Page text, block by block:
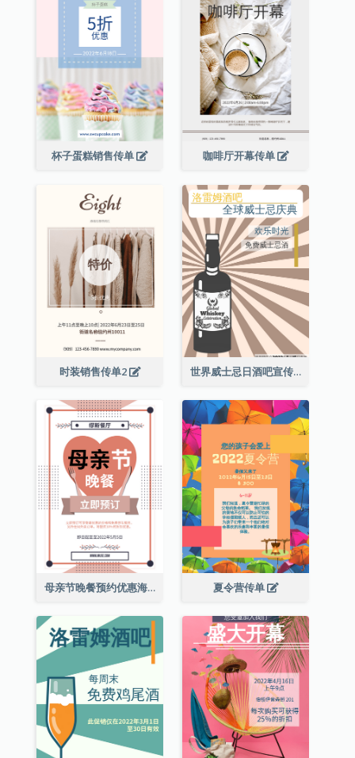
杯子蛋糕销售传单 咖啡厅开幕传单
时装销售传单2 世界威士忌日酒吧宣传传单
母亲节晚餐预约优惠海报 夏令营传单